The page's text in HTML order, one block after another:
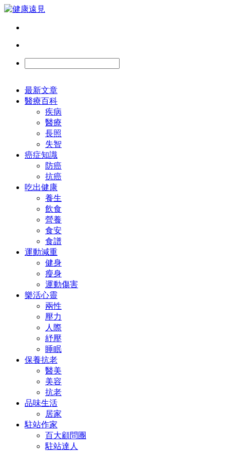
最新文章
醫療百科
疾病
醫療
長照
失智
癌症知識
防癌
抗癌
吃出健康
養生
飲食
營養
食安
食譜
運動減重
健身
瘦身
運動傷害
樂活心靈
兩性
壓力
人際
紓壓
睡眠
保養抗老
醫美
美容
抗老
品味生活
居家
駐站作家
百大顧問團
駐站達人